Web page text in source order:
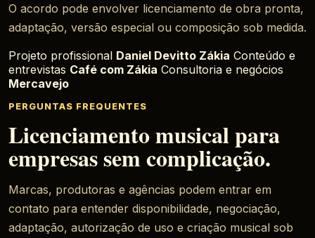
O acordo pode envolver licenciamento de obra pronta,
adaptação, versão especial ou composição sob medida.
Projeto profissional Daniel Devitto Zákia Conteúdo e
entrevistas Café com Zákia Consultoria e negócios
Mercavejo
PERGUNTAS FREQUENTES
Licenciamento musical para
empresas sem complicação.
Marcas, produtoras e agências podem entrar em
contato para entender disponibilidade, negociação,
adaptação, autorização de uso e criação musical sob